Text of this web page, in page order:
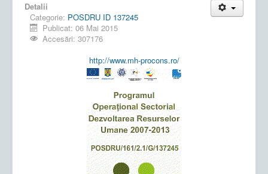
Detalii
Categorie: POSDRU ID 137245
Publicat: 06 Mai 2015
Accesări: 307176
http://www.mh-procons.ro/